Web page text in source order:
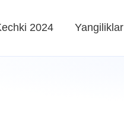
2024 Yangiliklar